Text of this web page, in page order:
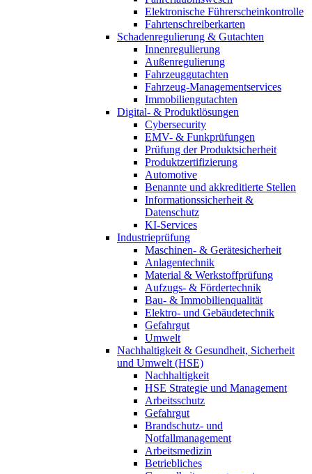
Elektronische Führerscheinkontrolle
Fahrtenschreiberkarten
Schadenregulierung & Gutachten
Innenregulierung
Außenregulierung
Fahrzeuggutachten
Fahrzeug-Managementservices
Immobiliengutachten
Digital- & Produktlösungen
Cybersecurity
EMV- & Funkprüfungen
Prüfung der Produktsicherheit
Produktzertifizierung
Automotive
Benannte und akkreditierte Stellen
Informationssicherheit &
Datenschutz
KI-Services
Industrieprüfung
Maschinen- & Gerätesicherheit
Anlagentechnik
Material & Werkstoffprüfung
Aufzugs- & Fördertechnik
Bau- & Immobilienqualität
Elektro- und Gebäudetechnik
Gefahrgut
Umwelt
Nachhaltigkeit & Gesundheit, Sicherheit
und Umwelt (HSE)
Nachhaltigkeit
HSE Strategie und Management
Arbeitsschutz
Gefahrgut
Brandschutz- und
Notfallmanagement
Arbeitsmedizin
Betriebliches